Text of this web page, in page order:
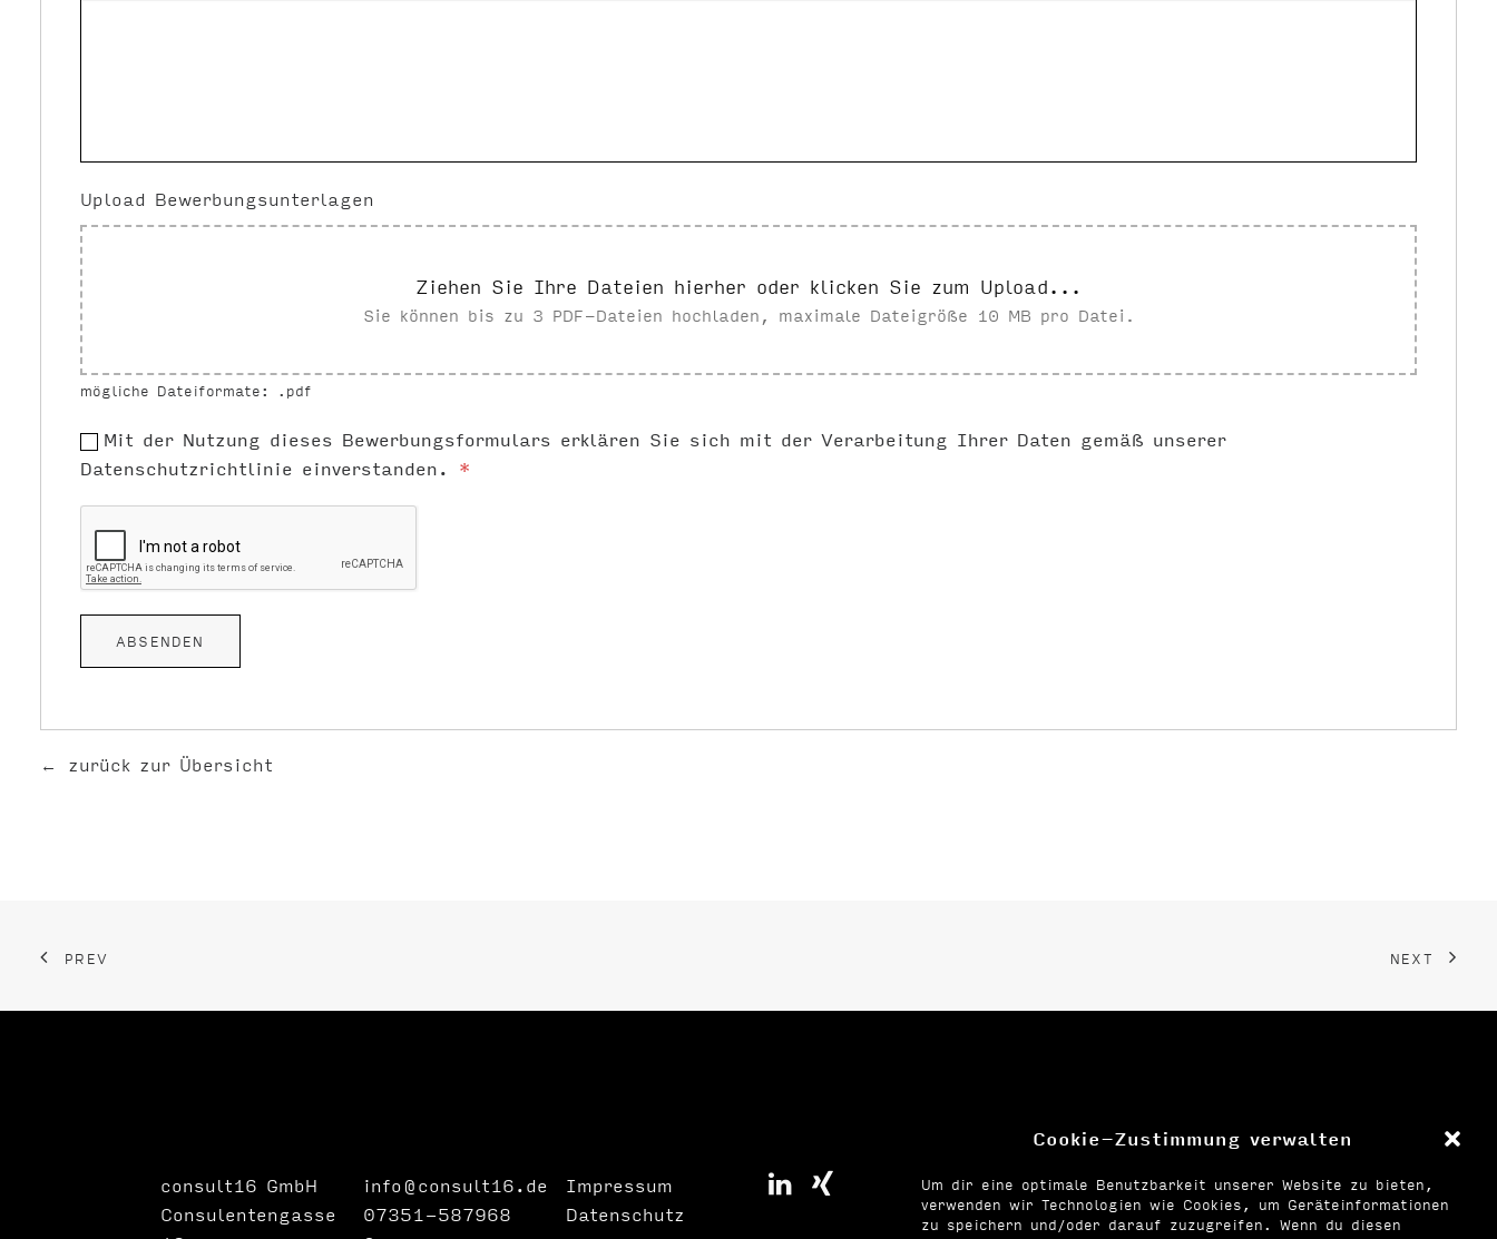
Cookie-Zustimmung verwalten
Um dir eine optimale Benutzbarkeit unserer Website zu bieten,
verwenden wir Technologien wie Cookies, um Geräteinformationen
zu speichern und/oder darauf zuzugreifen. Wenn du diesen
Upload Bewerbungsunterlagen
Ziehen Sie Ihre Dateien hierher oder klicken Sie zum Upload...
Sie können bis zu 3 PDF-Dateien hochladen, maximale Dateigröße 10 MB pro Datei.
mögliche Dateiformate: .pdf
Mit der Nutzung dieses Bewerbungsformulars erklären Sie sich mit der Verarbeitung Ihrer Daten gemäß unserer
Datenschutzrichtlinie einverstanden. *
zurück zur Übersicht
PREV NEXT
consult16 GmbH
Consulentengasse
info@consult16.de
07351-587968
Impressum
Datenschutz